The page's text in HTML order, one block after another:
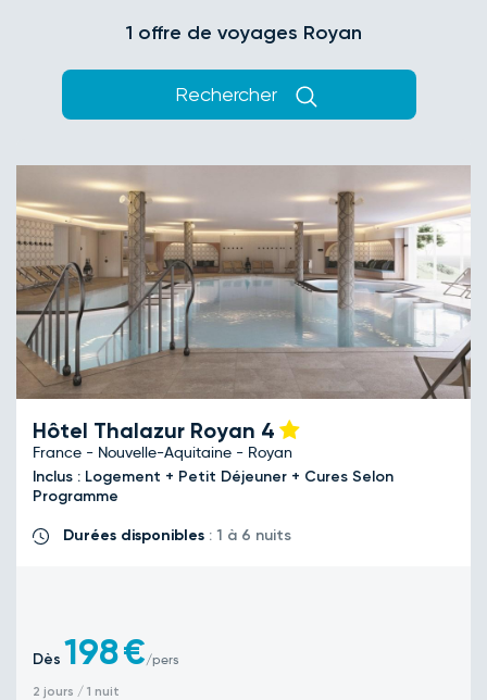
1 offre de voyages Royan
Rechercher
Hôtel Thalazur Royan 4
France - Nouvelle-Aquitaine - Royan
Inclus : Logement + Petit Déjeuner + Cures Selon
Programme
Durées disponibles : 1 à 6 nuits
Dès 198€/pers
2 jours / 1 nuit